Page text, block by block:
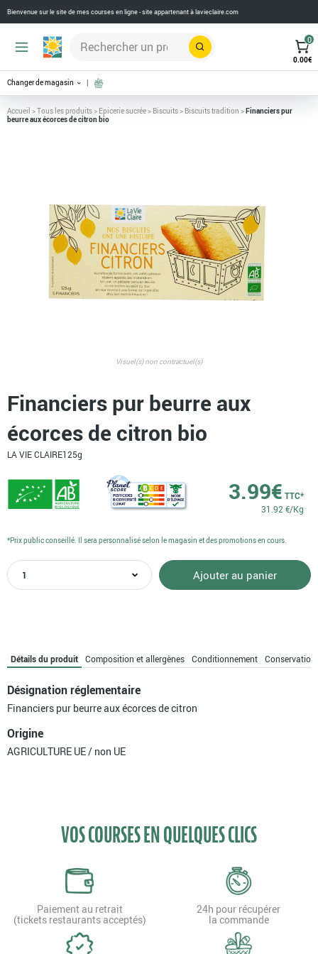
Bienvenue sur le site de mes courses en ligne - site appartenant àlavieclaire.com
Rechercher
0
0.00€
Changer de magasin
Accueil >Tous les produits> Epicerie sucrée> Biscuits> Biscuits tradition >Financiers pur
beurre aux écorces de citron bio
Visuel(s) non contractuel(s)
Financiers pur beurre aux
écorces de citron bio
LA VIE CLAIRE125g
3.99€ TTC*
31.92 €/Kg
quantité
de
écorces
de
citron
Ajouter au panier
*Prix public conseillé. Il sera personnalisé selon le magasin et des promotions en cours.
Détails du produit Composition et allergènes Conditionnement Conservation
Désignation réglementaire
Financiers pur beurre aux écorces de citron
Origine
AGRICULTURE UE / non UE
VOS COURSES EN QUELQUES CLICS
Paiement au retrait
(tickets restaurants acceptés)
24h pour récupérer
la commande